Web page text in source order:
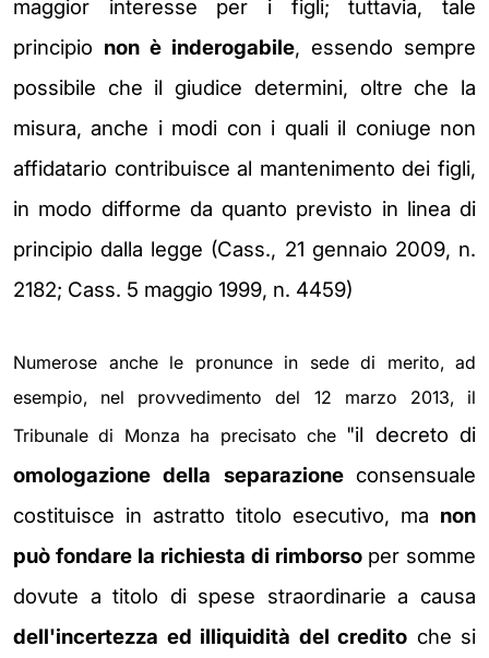
maggior interesse per i figli; tuttavia, tale
principio non è inderogabile, essendo sempre
possibile che il giudice determini, oltre che la
misura, anche i modi con i quali il coniuge non
affidatario contribuisce al mantenimento dei figli,
in modo difforme da quanto previsto in linea di
principio dalla legge (Cass., 21 gennaio 2009, n.
2182; Cass. 5 maggio 1999, n. 4459)
Numerose anche le pronunce in sede di merito, ad
esempio, nel provvedimento del 12 marzo 2013, il
Tribunale di Monza ha precisato che "il decreto di
omologazione della separazione consensuale
costituisce in astratto titolo esecutivo, ma non
può fondare la richiesta di rimborso per somme
dovute a titolo di spese straordinarie a causa
dell'incertezza ed illiquidità del credito che si